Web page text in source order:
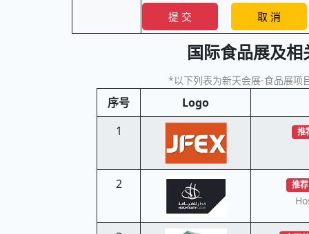
国际食品展及
*以下列表为新天会展-食品展项
序号
Logo
1
推
2 推荐